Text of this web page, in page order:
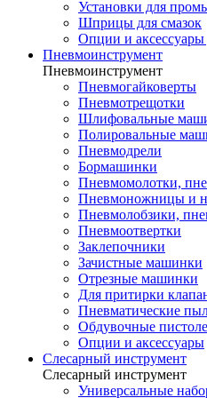
Установки для
Шприцы для смазок
Опции и аксессуары
Пневмоинструмент
Пневмоинструмент
Пневмогайковерты
Пневмотрещотки
Шлифовальные
Полировальные
Пневмодрели
Бормашинки
Пневмомолотки,
Пневмоножницы и
Пневмолобзики,
Пневмоотвертки
Заклепочники
Зачистные машинки
Отрезные машинки
Для притирки
Пневматические
Обдувочные
Опции и аксессуары
Слесарный инструмент
Слесарный инструмент
Универсальные